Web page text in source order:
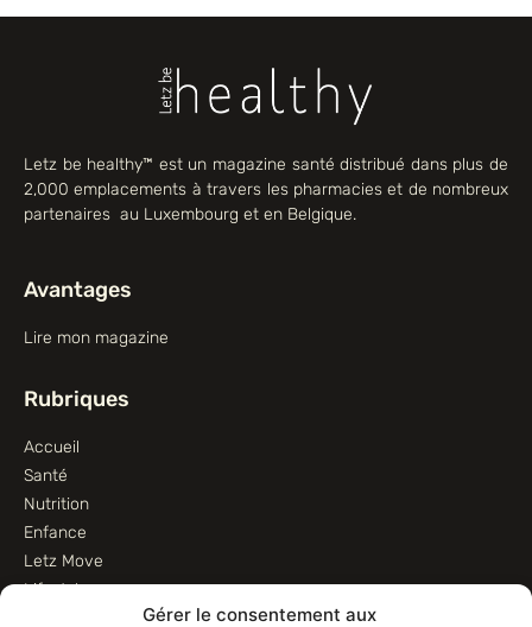
Gérer le consentement aux
Letz be healthy™ est un magazine santé distribué dans plus de
2,000 emplacements à travers les pharmacies et de nombreux
partenaires au Luxembourg et en Belgique.
Avantages
Lire mon magazine
Rubriques
Accueil
Santé
Nutrition
Enfance
Letz Move
Lifestyle